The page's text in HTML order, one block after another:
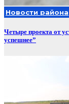
Новости района
Четыре проекта от
успешнее”